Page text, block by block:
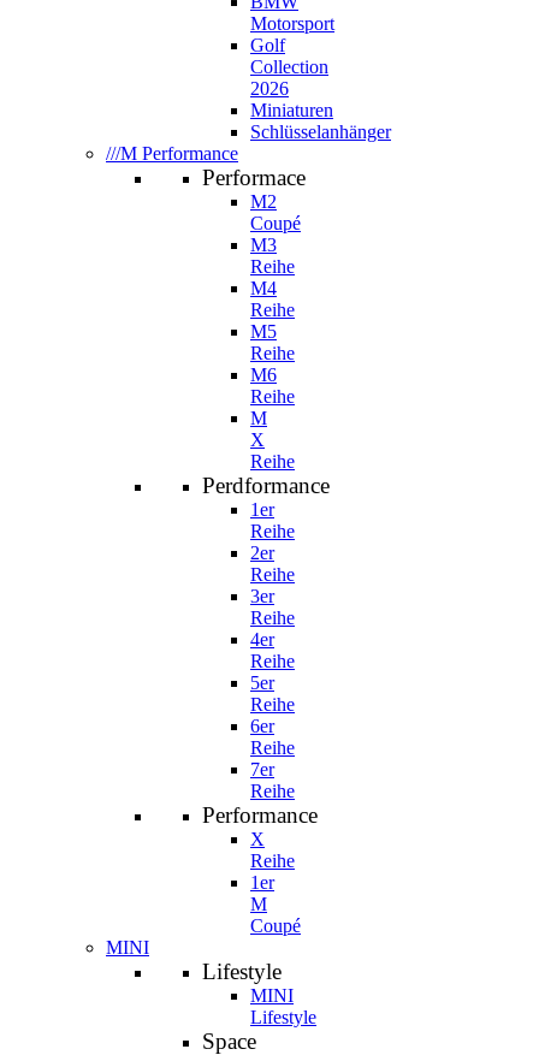
Motorsport
Golf
Collection
2026
Miniaturen
Schlüsselanhänger
///M Performance
Performace
M2
Coupé
M3
Reihe
M4
Reihe
M5
Reihe
M6
Reihe
M
X
Reihe
Perdformance
1er
Reihe
2er
Reihe
3er
Reihe
4er
Reihe
5er
Reihe
6er
Reihe
7er
Reihe
Performance
X
Reihe
1er
M
Coupé
MINI
Lifestyle
MINI
Lifestyle
Space